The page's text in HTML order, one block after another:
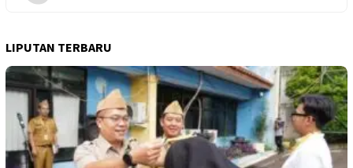
LIPUTAN TERBARU